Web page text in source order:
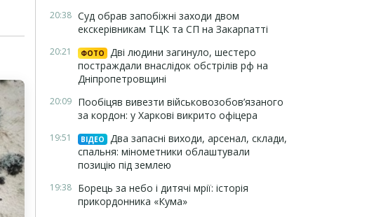
20:38 Суд обрав запобіжні заходи двом
екскерівникам ТЦК та СП на Закарпатті
20:21 ФОТО
Дві людини загинуло, шестеро
постраждали внаслідок обстрілів рф на
Дніпропетровщині
20:09 Пообіцяв вивезти військовозобов’язаного
за кордон: у Харкові викрито офіцера
19:51 ВІДЕО
Два запасні виходи, арсенал, склади,
спальня: мінометники облаштували
позицію під землею
19:38 Борець за небо і дитячі мрії: історія
прикордонника «Кума»